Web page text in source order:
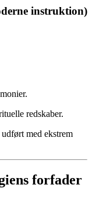
instruktion)
redskaber.
med ekstrem
forfader